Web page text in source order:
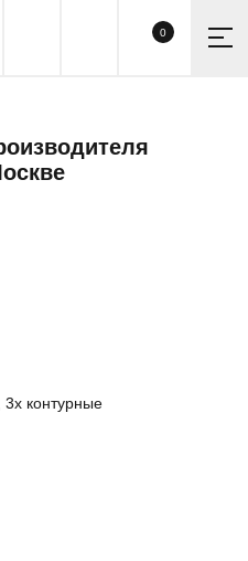
0
контурные